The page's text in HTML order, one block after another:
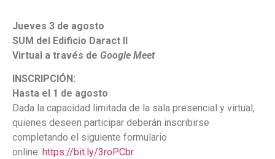
Jueves 3 de agosto
SUM del Edificio Daract II
Virtual a través de Google Meet
INSCRIPCIÓN:
Hasta el 1 de agosto
Dada la capacidad limitada de la sala presencial y virtual,
quienes deseen participar deberán inscribirse
completando el siguiente formulario
online: https://bit.ly/3roPCbr